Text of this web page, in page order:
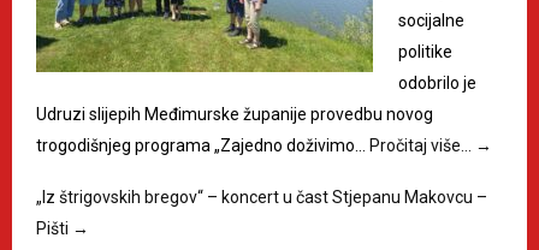
socijalne
politike
odobrilo je
Udruzi slijepih Međimurske županije provedbu novog
trogodišnjeg programa „Zajedno doživimo…
Pročitaj više… →
„Iz štrigovskih bregov“ – koncert u čast Stjepanu Makovcu –
Pišti →